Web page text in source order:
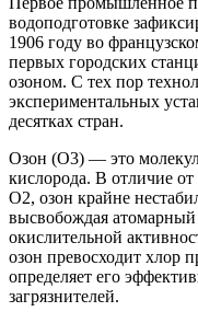
водоподготовке
1906 году во
первых городских
озоном. С тех пор
экспериментальных
десятках стран.
Озон (O3) — это
кислорода. В отличие от
O2, озон крайне
высвобождая
окислительной
озон превосходит хлор
определяет его
загрязнителей.